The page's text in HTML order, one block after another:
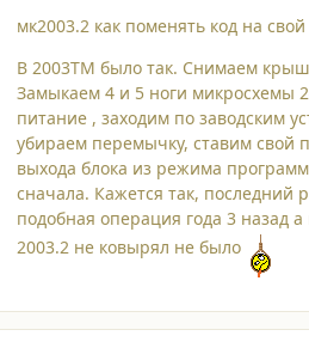
мк2003.2 как поменять код на
В 2003ТМ было так. Снимаем
Замыкаем 4 и 5 ноги микросхемы
питание , заходим по заводским
убираем перемычку, ставим свой
выхода блока из режима
сначала. Кажется так, последний
подобная операция года 3 назад
2003.2 не ковырял не было